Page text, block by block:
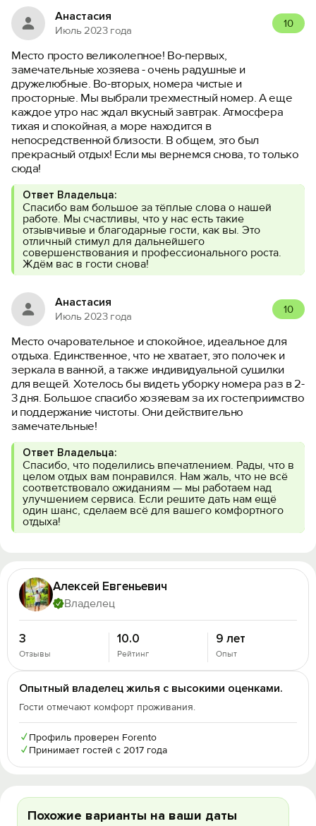
Анастасия
Июль 2023 года
10
Место просто великолепное! Во-первых,
замечательные хозяева - очень радушные и
дружелюбные. Во-вторых, номера чистые и
просторные. Мы выбрали трехместный номер. А еще
каждое утро нас ждал вкусный завтрак. Атмосфера
тихая и спокойная, а море находится в
непосредственной близости. В общем, это был
прекрасный отдых! Если мы вернемся снова, то только
сюда!
Ответ Владельца:
Спасибо вам большое за тёплые слова о нашей
работе. Мы счастливы, что у нас есть такие
отзывчивые и благодарные гости, как вы. Это
отличный стимул для дальнейшего
совершенствования и профессионального роста.
Ждём вас в гости снова!
Анастасия
Июль 2023 года
10
Место очаровательное и спокойное, идеальное для
отдыха. Единственное, что не хватает, это полочек и
зеркала в ванной, а также индивидуальной сушилки
для вещей. Хотелось бы видеть уборку номера раз в 2-
3 дня. Большое спасибо хозяевам за их гостеприимство
и поддержание чистоты. Они действительно
замечательные!
Ответ Владельца:
Спасибо, что поделились впечатлением. Рады, что в
целом отдых вам понравился. Нам жаль, что не всё
соответствовало ожиданиям — мы работаем над
улучшением сервиса. Если решите дать нам ещё
один шанс, сделаем всё для вашего комфортного
отдыха!
Алексей Евгеньевич
Владелец
3
Отзывы
10.0
Рейтинг
9 лет
Опыт
Опытный владелец жилья с высокими оценками.
Гости отмечают комфорт проживания.
✓ Профиль проверен Forento
✓ Принимает гостей с 2017 года
Похожие варианты на ваши даты